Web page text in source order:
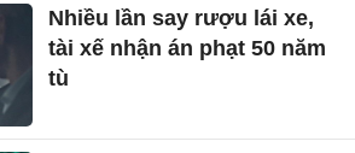
Nhiều lần say rượu lái xe,
tài xế nhận án phạt 50 năm
tù